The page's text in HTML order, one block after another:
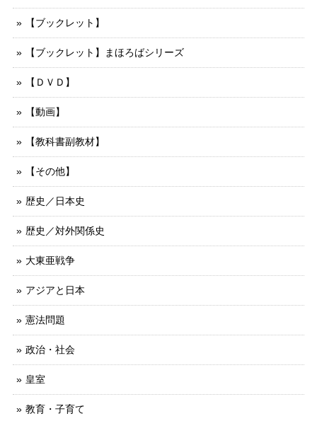
【ブックレット】
【ブックレット】まほろばシリーズ
【ＤＶＤ】
【動画】
【教科書副教材】
【その他】
歴史／日本史
歴史／対外関係史
大東亜戦争
アジアと日本
憲法問題
政治・社会
皇室
教育・子育て